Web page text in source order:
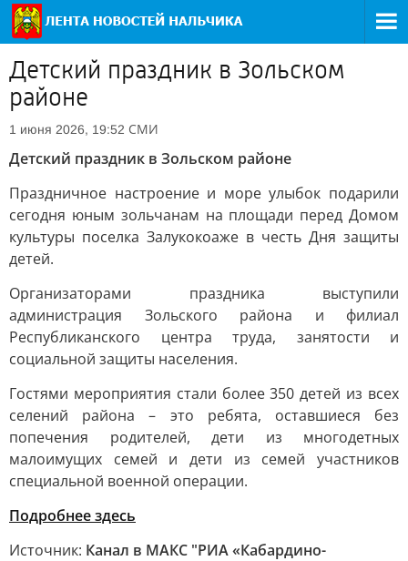
Детский праздник в Зольском
районе
1 июня 2026, 19:52 СМИ
Детский праздник в Зольском районе
Праздничное настроение и море улыбок подарили
сегодня юным зольчанам на площади перед Домом
культуры поселка Залукокоаже в честь Дня защиты
детей.
Организаторами праздника выступили
администрация Зольского района и филиал
Республиканского центра труда, занятости и
социальной защиты населения.
Гостями мероприятия стали более 350 детей из всех
селений района – это ребята, оставшиеся без
попечения родителей, дети из многодетных
малоимущих семей и дети из семей участников
специальной военной операции.
Подробнее здесь
Источник: Канал в МАКС "РИА «Кабардино-